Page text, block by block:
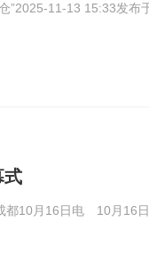
”2025-11-13 15:33发布
式
10月16日电 10月16日